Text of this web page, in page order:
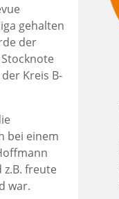
gehalten
der
Kreis B-
bei einem
freute
war.